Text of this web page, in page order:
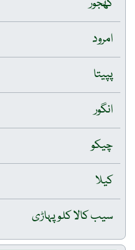
کھجور
امرود
پپیتا
انگور
چیکو
کیلا
سیب کالا کلو پہاڑی